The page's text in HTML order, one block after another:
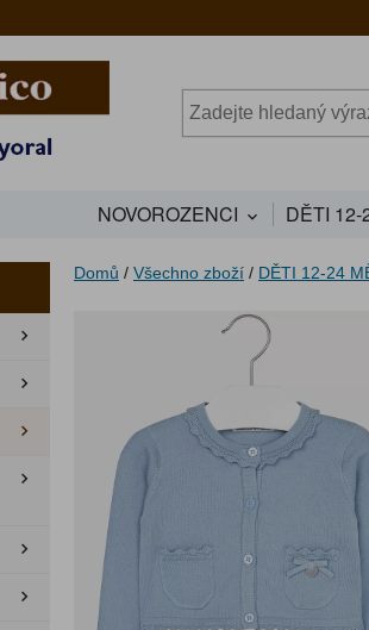
NOVOROZENCI DĚTI 12-
Domů / Všechno zboží / DĚTI 12-24